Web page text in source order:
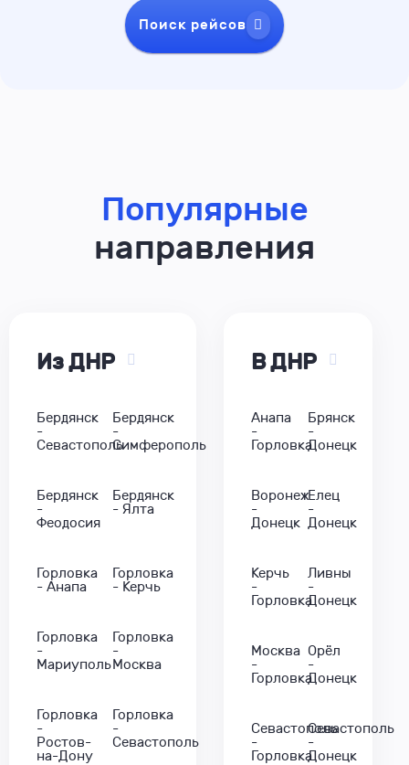
Поиск рейсов
Популярные
направления
Из ДНР
Бердянск
-
Севастополь
Бердянск
-
Симферополь
Бердянск
-
Феодосия
Бердянск
- Ялта
Горловка
- Анапа
Горловка
- Керчь
Горловка
-
Мариуполь
Горловка
-
Москва
Горловка
-
Ростов-
на-Дону
Горловка
-
Севастополь
В ДНР
Анапа
-
Горловка
Брянск
-
Донецк
Воронеж
-
Донецк
Елец
-
Донецк
Керчь
-
Горловка
Ливны
-
Донецк
Москва
-
Горловка
Орёл
-
Донецк
Севастополь
-
Горловка
Севастополь
-
Донецк